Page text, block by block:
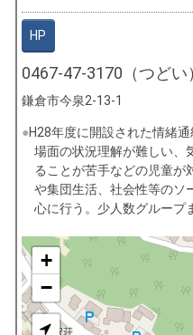
HP
0467-47-3170（つどい
鎌倉市今泉2-13-1
H28年度に開設された情緒
場面の状況理解が難しい、
ることが苦手などの児童が
や集団生活、社会性等のソ
心に行う。少人数グループ
+
−